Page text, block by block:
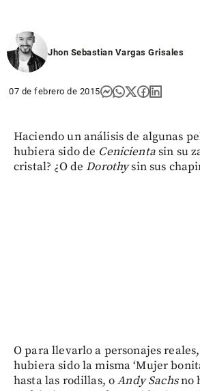
Jhon Sebastian Vargas Grisales
07 de febrero de 2015
Haciendo un análisis de algunas
hubiera sido de Cenicientasin su
cristal? ¿O deDorothysin sus
O para llevarlo a personajes reales,
hubiera sido la misma ‘Mujer
hasta las rodillas, oAndy Sachsno